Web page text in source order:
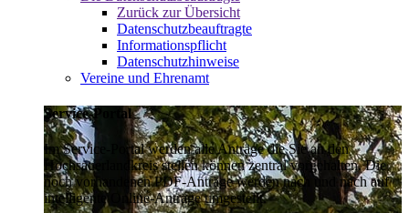
Zurück zur Übersicht
Datenschutzbeauftragte
Informationspflicht
Datenschutzhinweise
Vereine und Ehrenamt
Service-Portal
Im Service-Portal werden alle Anträge die Sie an den
Hochsauerlandkreis stellen können zentral vorgehalten. Die
noch vorhandenen PDF-Anträge werden nach und nach auf
intelligente Online-Anträge umgestellt.